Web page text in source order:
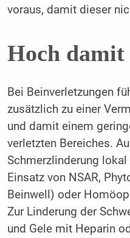
voraus, damit dieser
Hoch damit
Bei Beinverletzungen
zusätzlich zu einer
und damit einem
verletzten Bereiches.
Schmerzlinderung
Einsatz von NSAR,
Beinwell) oder
Zur Linderung der
und Gele mit Heparin